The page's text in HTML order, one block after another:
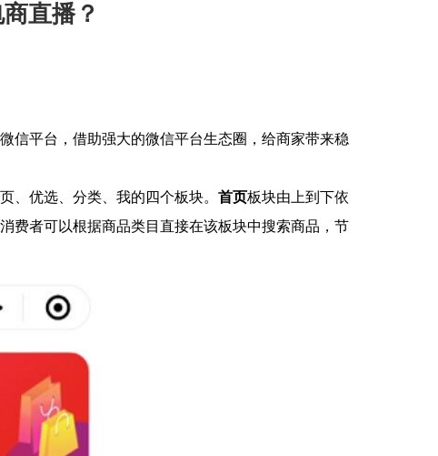
直播？
信平台，借助强大的微信平台生态圈，给商家带来稳
、优选、分类、我的四个板块。 首页板块由上到下依
费者可以根据商品类目直接在该板块中搜索商品，节